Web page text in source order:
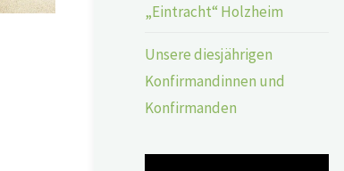
„Eintracht“ Holzheim
Unsere diesjährigen
Konfirmandinnen und
Konfirmanden